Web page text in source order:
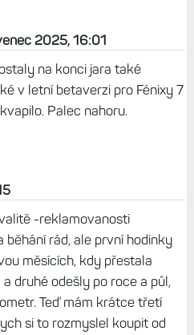
2025, 16:01
na konci jara také
v letní betaverzi pro Fénixy 7
Palec nahoru.
-reklamovanosti
běhání rád, ale první hodinky
měsících, kdy přestala
druhé odešly po roce a půl,
Teď mám krátce třetí
si to rozmyslel koupit od